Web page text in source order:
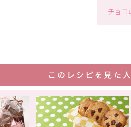
チョコ
このレシピを見た